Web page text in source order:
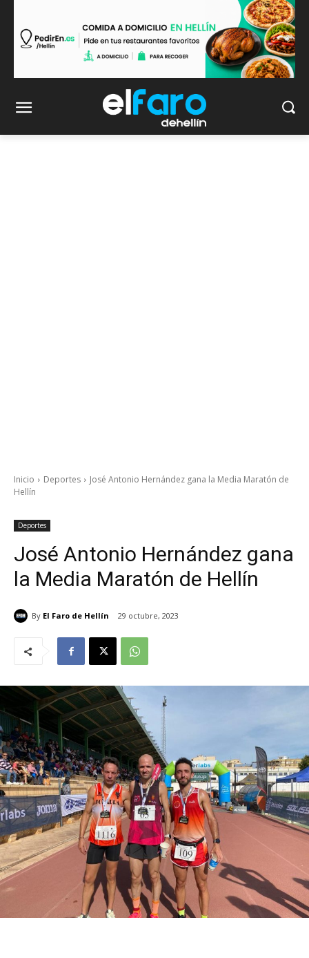
Inicio Deportes
José Antonio Hernández gana la Media Maratón de
Hellín
Deportes
José Antonio Hernández gana
la Media Maratón de Hellín
By El Faro de Hellín 29 octubre, 2023